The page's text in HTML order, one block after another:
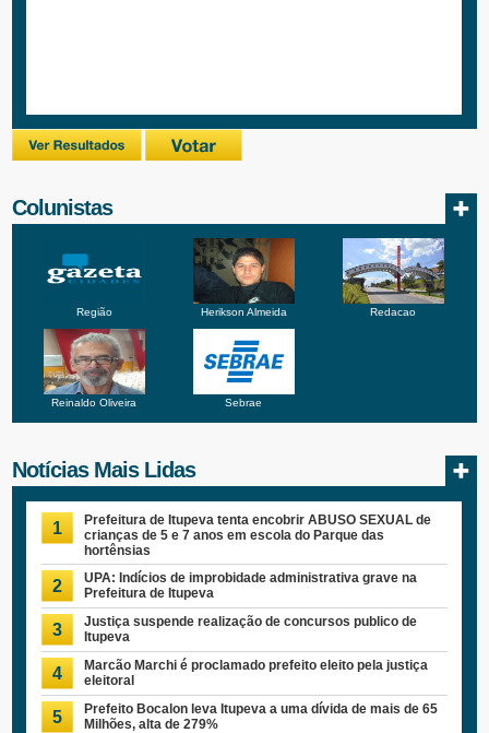
Colunistas
Região Herikson Almeida Redacao
Reinaldo Oliveira Sebrae
Notícias Mais Lidas
1
Prefeitura de Itupeva tenta encobrir ABUSO SEXUAL de
crianças de 5 e 7 anos em escola do Parque das
hortênsias
2
UPA: Indícios de improbidade administrativa grave na
Prefeitura de Itupeva
3
Justiça suspende realização de concursos publico de
Itupeva
4
Marcão Marchi é proclamado prefeito eleito pela justiça
eleitoral
5
Prefeito Bocalon leva Itupeva a uma dívida de mais de 65
Milhões, alta de 279%